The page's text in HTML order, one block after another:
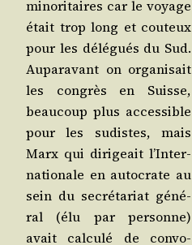
mino­ri­taires car le voyage
était trop long et cou­teux
pour les délé­gués du Sud.
Aupa­ra­vant on orga­ni­sait
les congrès en Suisse,
beau­coup plus acces­sible
pour les sudistes, mais
Marx qui diri­geait l’In­ter­
na­tio­nale en auto­crate au
sein du secré­ta­riat géné­
ral (élu par per­sonne)
avait cal­cu­lé de convo­